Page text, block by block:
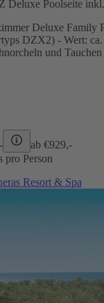
Deluxe Poolseite
Deluxe Family
DZX2) - Wert:
und
ab €929,-
pro Person
Resort & Spa